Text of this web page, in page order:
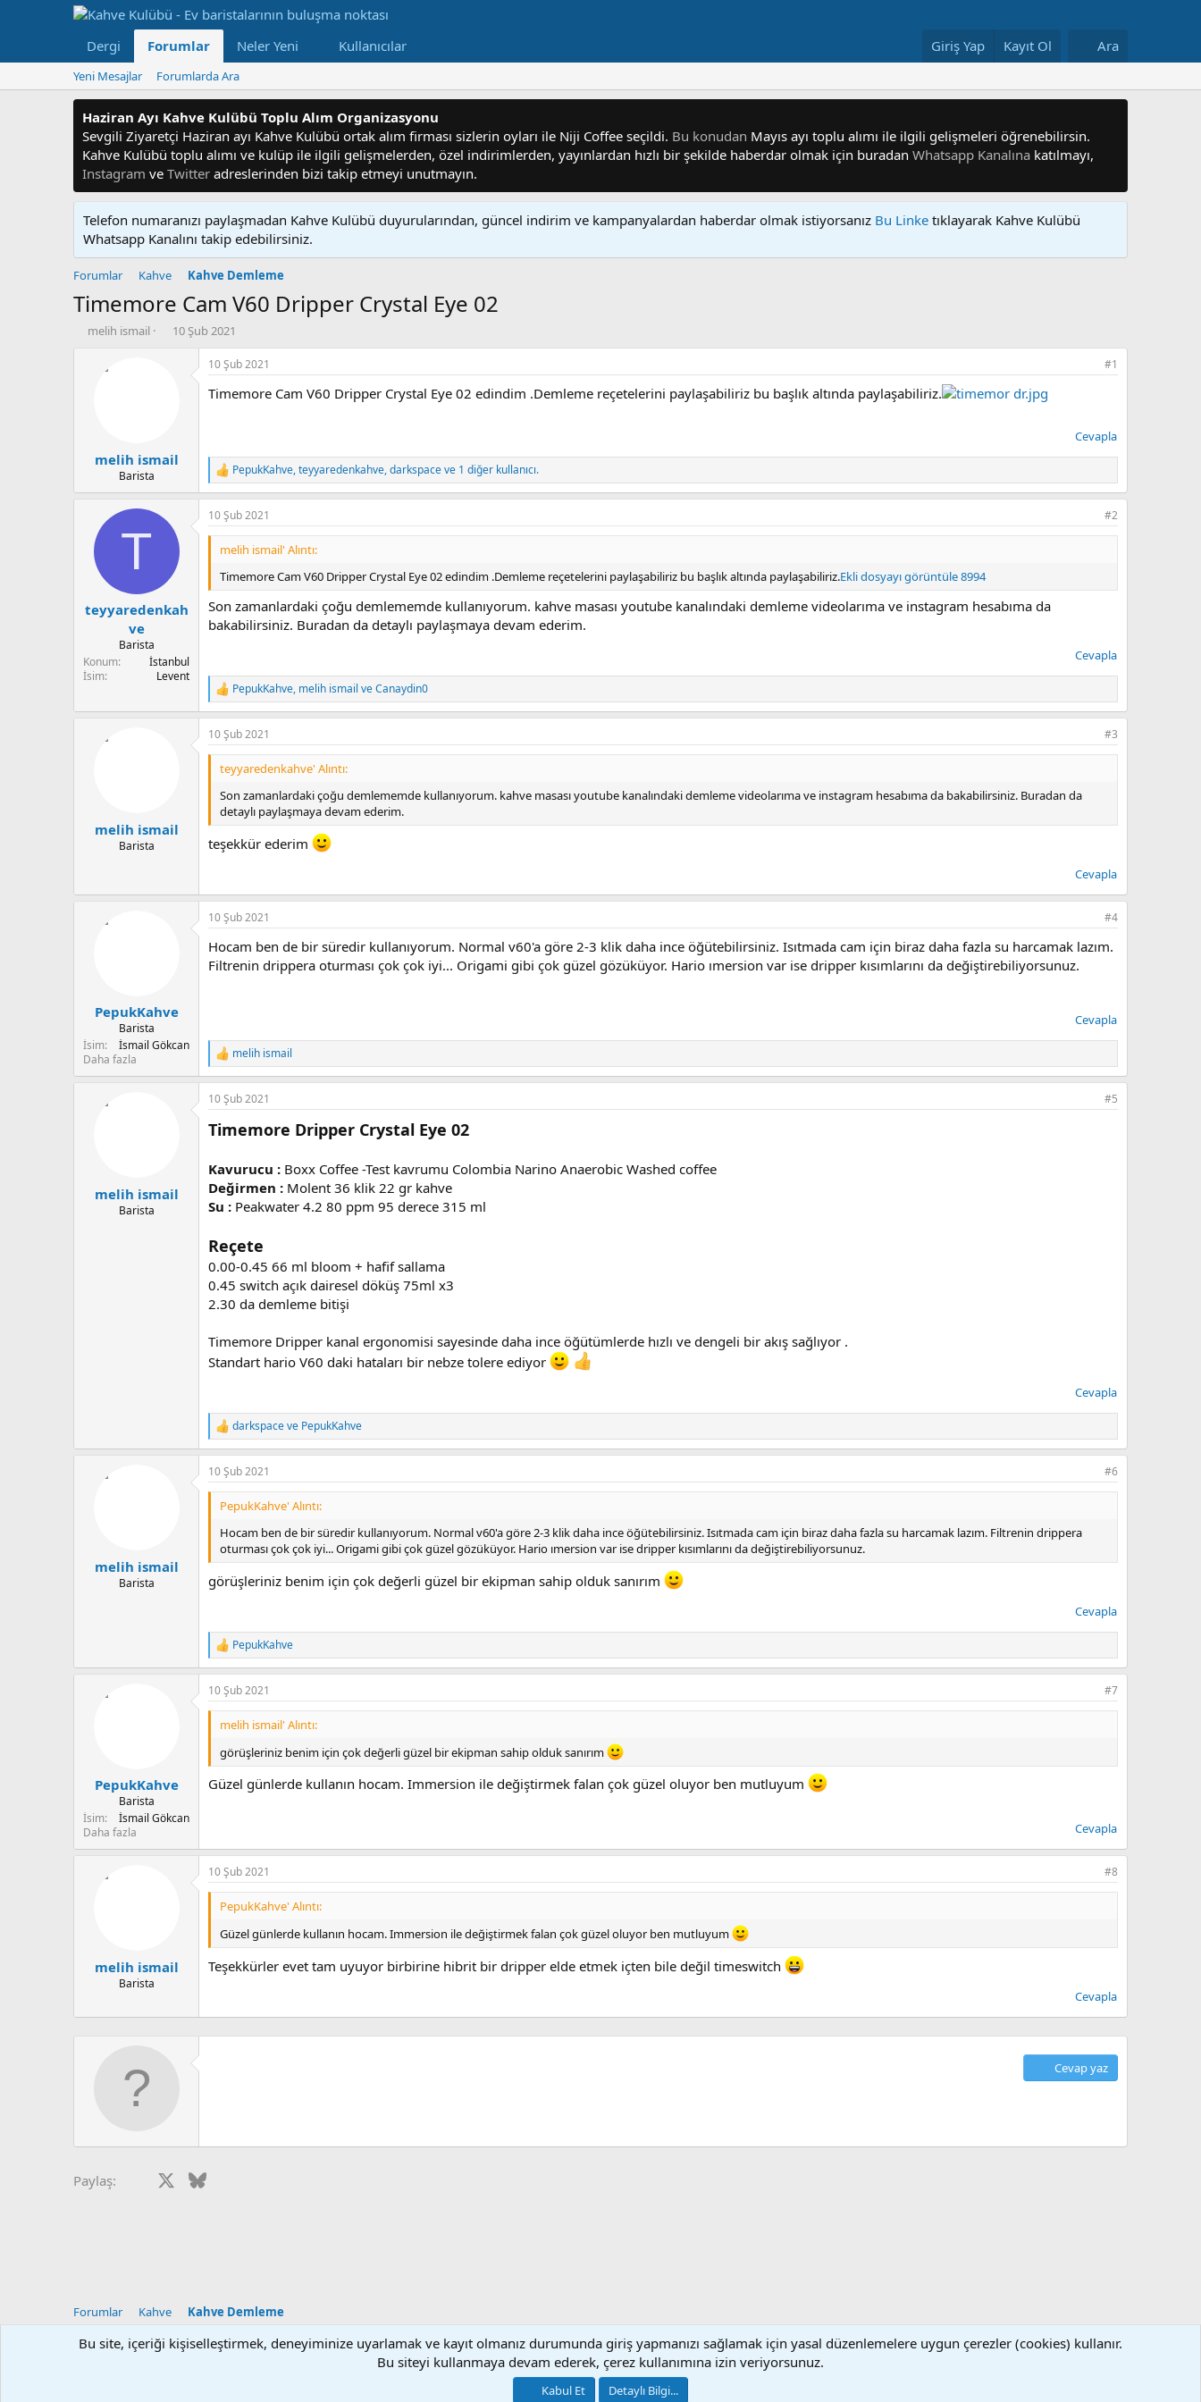
Dergi Forumlar Neler Yeni Kullanıcılar Giriş Yap Kayıt Ol Ara
Yeni Mesajlar Forumlarda Ara
Haziran Ayı Kahve Kulübü Toplu Alım Organizasyonu
Sevgili Ziyaretçi Haziran ayı Kahve Kulübü ortak alım firması sizlerin oyları ile Niji Coffee seçildi. Bu konudan Mayıs ayı toplu alımı ile ilgili gelişmeleri öğrenebilirsin.
Kahve Kulübü toplu alımı ve kulüp ile ilgili gelişmelerden, özel indirimlerden, yayınlardan hızlı bir şekilde haberdar olmak için buradan Whatsapp Kanalına katılmayı,
Instagram ve Twitter adreslerinden bizi takip etmeyi unutmayın.
Telefon numaranızı paylaşmadan Kahve Kulübü duyurularından, güncel indirim ve kampanyalardan haberdar olmak istiyorsanız Bu Linke tıklayarak Kahve Kulübü
Whatsapp Kanalını takip edebilirsiniz.
Forumlar Kahve Kahve Demleme
Timemore Cam V60 Dripper Crystal Eye 02
K
a
melih ismail
B
ç
a
i
h
10 Şub 2021
melih ismail
Barista
10 Şub 2021 #1
Timemore Cam V60 Dripper Crystal Eye 02 edindim .Demleme reçetelerini paylaşabiliriz bu başlık altında paylaşabiliriz.
Cevapla
T
e
p
k
i
:
PepukKahve,teyyaredenkahve,darkspaceve 1 diğer kullanıcı.
T
teyyaredenkah
ve
Barista
Konum
İstanbul
İsim
Levent
10 Şub 2021 #2
melih ismail' Alıntı:
Timemore Cam V60 Dripper Crystal Eye 02 edindim .Demleme reçetelerini paylaşabiliriz bu başlık altında paylaşabiliriz.Ekli dosyayı görüntüle 8994
Son zamanlardaki çoğu demlememde kullanıyorum. kahve masası youtube kanalındaki demleme videolarıma ve instagram hesabıma da
bakabilirsiniz. Buradan da detaylı paylaşmaya devam ederim.
Cevapla
T
e
p
k
i
PepukKahve, melih ismail veCanaydin0
melih ismail
Barista
10 Şub 2021 #3
teyyaredenkahve' Alıntı:
Son zamanlardaki çoğu demlememde kullanıyorum. kahve masası youtube kanalındaki demleme videolarıma ve instagram hesabıma da bakabilirsiniz. Buradan da
detaylı paylaşmaya devam ederim.
teşekkür ederim
Cevapla
PepukKahve
Barista
İsim
İsmail Gökcan
Daha fazla
10 Şub 2021 #4
Hocam ben de bir süredir kullanıyorum. Normal v60'a göre 2-3 klik daha ince öğütebilirsiniz. Isıtmada cam için biraz daha fazla su harcamak lazım.
Filtrenin drippera oturması çok çok iyi... Origami gibi çok güzel gözüküyor. Hario ımersion var ise dripper kısımlarını da değiştirebiliyorsunuz.
Cevapla
T
e
p
k
l
:
melih ismail
melih ismail
Barista
10 Şub 2021 #5
Timemore Dripper Crystal Eye 02
Kavurucu : Boxx Coffee -Test kavrumu Colombia Narino Anaerobic Washed coffee
Değirmen : Molent 36 klik 22 gr kahve
Su : Peakwater 4.2 80 ppm 95 derece 315 ml
Reçete
0.00-0.45 66 ml bloom + hafif sallama
0.45 switch açık dairesel döküş 75ml x3
2.30 da demleme bitişi
Timemore Dripper kanal ergonomisi sayesinde daha ince öğütümlerde hızlı ve dengeli bir akış sağlıyor .
Standart hario V60 daki hataları bir nebze tolere ediyor
Cevapla
T
e
p
k
i
darkspaceve PepukKahve
melih ismail
Barista
10 Şub 2021 #6
PepukKahve' Alıntı:
Hocam ben de bir süredir kullanıyorum. Normal v60'a göre 2-3 klik daha ince öğütebilirsiniz. Isıtmada cam için biraz daha fazla su harcamak lazım. Filtrenin drippera
oturması çok çok iyi... Origami gibi çok güzel gözüküyor. Hario ımersion var ise dripper kısımlarını da değiştirebiliyorsunuz.
görüşleriniz benim için çok değerli güzel bir ekipman sahip olduk sanırım
Cevapla
T
e
p
k
i
:
PepukKahve
PepukKahve
Barista
İsim
İsmail Gökcan
Daha fazla
10 Şub 2021 #7
melih ismail' Alıntı:
görüşleriniz benim için çok değerli güzel bir ekipman sahip olduk sanırım
Güzel günlerde kullanın hocam. Immersion ile değiştirmek falan çok güzel oluyor ben mutluyum
Cevapla
melih ismail
Barista
10 Şub 2021 #8
PepukKahve' Alıntı:
Güzel günlerde kullanın hocam. Immersion ile değiştirmek falan çok güzel oluyor ben mutluyum
Teşekkürler evet tam uyuyor birbirine hibrit bir dripper elde etmek içten bile değil timeswitch
Cevapla
Cevap yaz
Paylaş: Facebook Bluesky
Forumlar Kahve Kahve Demleme
Klasik Tema Turkce (TR) Bize Ulaşın Kullanım ve Şartlar Gizlilik Politikası Yardım Ana Sayfa
R
Community platform by XenForo
© 2010-2026 XenForo Ltd.
[XGT] Forum statistics system- XenGenTr
Bu site, içeriği kişiselleştirmek, deneyiminize uyarlamak ve kayıt olmanız durumunda giriş yapmanızı sağlamak için yasal düzenlemelere uygun çerezler (cookies) kullanır.
Bu siteyi kullanmaya devam ederek, çerez kullanımına izin veriyorsunuz.
Kabul Et Detaylı Bilgi...